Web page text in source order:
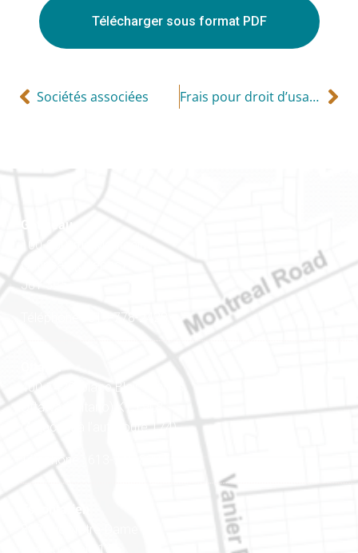
Télécharger sous format PDF
Sociétés associées Frais pour droit d’usage d’une automobile de l’employeur
Gatineau
100-200, rue Montcalm
Gatineau (Québec)
J8Y 3B5
Téléphone : 819-778-2428
400-1420, place Blair Towers
Ottawa (Ontario) K1J 9L8
(Adjacent à l’autoroute 174)
Téléphone : 613-745-8387
Est ontarien
888, rue Notre-Dame
Case postale 101